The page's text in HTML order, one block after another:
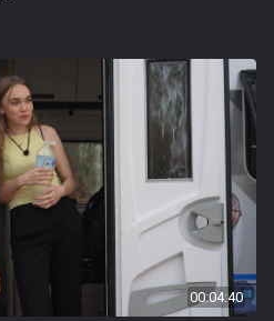
00:04:40